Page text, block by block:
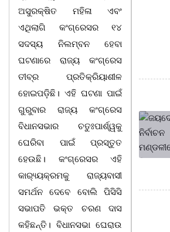
ଅସୁରକ୍ଷିତ ମହିଳା ଏବଂ
ଏଥିଲାଗି କଂଗ୍ରେସର ୧୪
ସଦସ୍ୟ ନିଲମ୍ବନ ହେବା
ଘଟଣାରେ ରାଜ୍ୟ କଂଗ୍ରେସ
ତୀବ୍ର ପ୍ରତିକ୍ରିୟାଶୀଳ
ହୋଇପଡ଼ିଛି। ଏହି ଘଟଣା ପାଇଁ
ଗୁରୁବାର ରାଜ୍ୟ କଂଗ୍ରେସ
ବିଧାନସଭାର ଚତୁଃପାର୍ଶ୍ୱକୁ
ଘେରିବା ପାଇଁ ପ୍ରସ୍ତୁତ
ହେଉଛି। କଂଗ୍ରେସର ଏହି
କାର‌୍ୟ୍ୟକ୍ରମକୁ ରାଜ୍ୟବାସୀ
ସମର୍ଥନ ଦେବେ ବୋଲି ପିସିସି
ସଭାପତି ଭକ୍ତ ଚରଣ ଦାସ
କହିଛନ୍ତି। ବିଧାନସଭା ଘେରାଉ